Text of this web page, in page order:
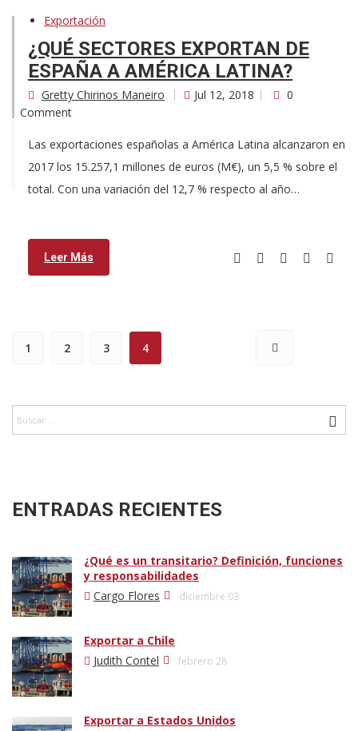
Exportación
¿QUÉ SECTORES EXPORTAN DE
ESPAÑA A AMÉRICA LATINA?
Gretty Chirinos Maneiro Jul 12, 2018
0
Comment
Las exportaciones españolas a América Latina alcanzaron en
2017 los 15.257,1 millones de euros (M€), un 5,5 % sobre el
total. Con una variación del 12,7 % respecto al año…
Leer Más
1 2 3 4
ENTRADAS RECIENTES
¿Qué es un transitario? Definición, funciones
y responsabilidades
Cargo Flores
diciembre 03
Exportar a Chile
Judith Contel
febrero 28
Exportar a Estados Unidos